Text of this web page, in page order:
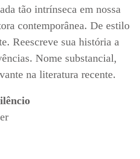
tão intrínseca em nossa
contemporânea. De estilo
Reescreve sua história a
Nome substancial,
na literatura recente.